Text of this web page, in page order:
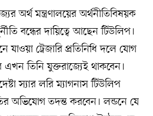
অর্থ মন্ত্রণালয়ের অর্থনীতিবিষয়ক
বন্ধের দায়িত্বে আছেন টিউলিপ।
যাওয়া ট্রেজারি প্রতিনিধি দলে যোগ
তিনি যুক্তরাজ্যেই থাকবেন।
স্যার লরি ম্যাগনাস টিউলিপ
অভিযোগ তদন্ত করবেন। লন্ডনে যে